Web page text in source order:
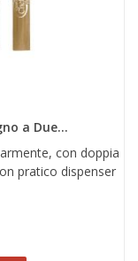
a Due...
con doppia
pratico dispenser